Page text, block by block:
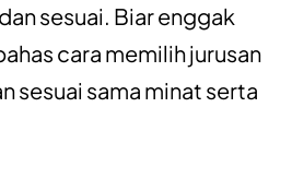
sesuai. Biar enggak
cara memilih jurusan
sesuai sama minat serta